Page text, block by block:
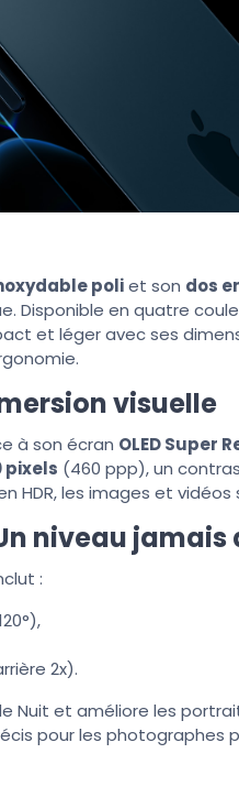
poliet son dos
Disponible en quatre
et léger avec ses
visuelle
à son écran OLED Super
pixels (460 ppp), un
HDR, les images et
niveau
:
2x).
Nuit et améliore les
pour les photographes